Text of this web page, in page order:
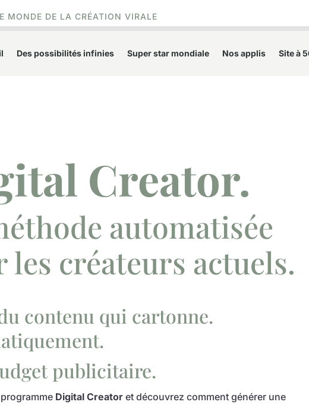
MONDE DE LA CRÉATION VIRALE
Des possibilités infinies Super star mondiale Nos applis Site à
Creator.
automatisée
les créateurs actuels.
contenu qui cartonne.
publicitaire.
Digital Creator et découvrez comment générer une